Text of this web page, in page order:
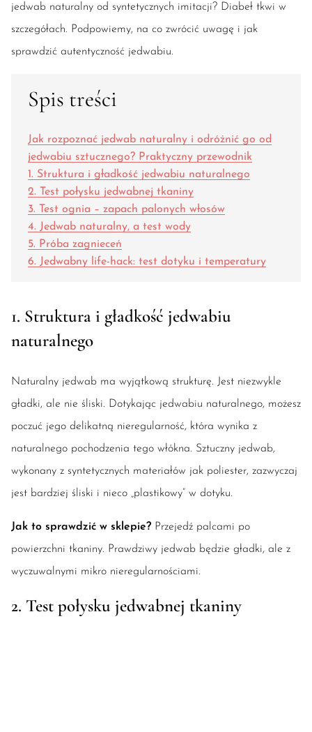
jedwab naturalny od syntetycznych imitacji? Diabeł tkwi w
szczegółach. Podpowiemy, na co zwrócić uwagę i jak
sprawdzić autentyczność jedwabiu.
Spis treści
Jak rozpoznać jedwab naturalny i odróżnić go od
jedwabiu sztucznego? Praktyczny przewodnik
1. Struktura i gładkość jedwabiu naturalnego
2. Test połysku jedwabnej tkaniny
3. Test ognia – zapach palonych włosów
4. Jedwab naturalny, a test wody
5. Próba zagnieceń
6. Jedwabny life-hack: test dotyku i temperatury
1. Struktura i gładkość jedwabiu
naturalnego
Naturalny jedwab ma wyjątkową strukturę. Jest niezwykle
gładki, ale nie śliski. Dotykając jedwabiu naturalnego, możesz
poczuć jego delikatną nieregularność, która wynika z
naturalnego pochodzenia tego włókna. Sztuczny jedwab,
wykonany z syntetycznych materiałów jak poliester, zazwyczaj
jest bardziej śliski i nieco „plastikowy” w dotyku.
Jak to sprawdzić w sklepie? Przejedź palcami po
powierzchni tkaniny. Prawdziwy jedwab będzie gładki, ale z
wyczuwalnymi mikro nieregularnościami.
2. Test połysku jedwabnej tkaniny